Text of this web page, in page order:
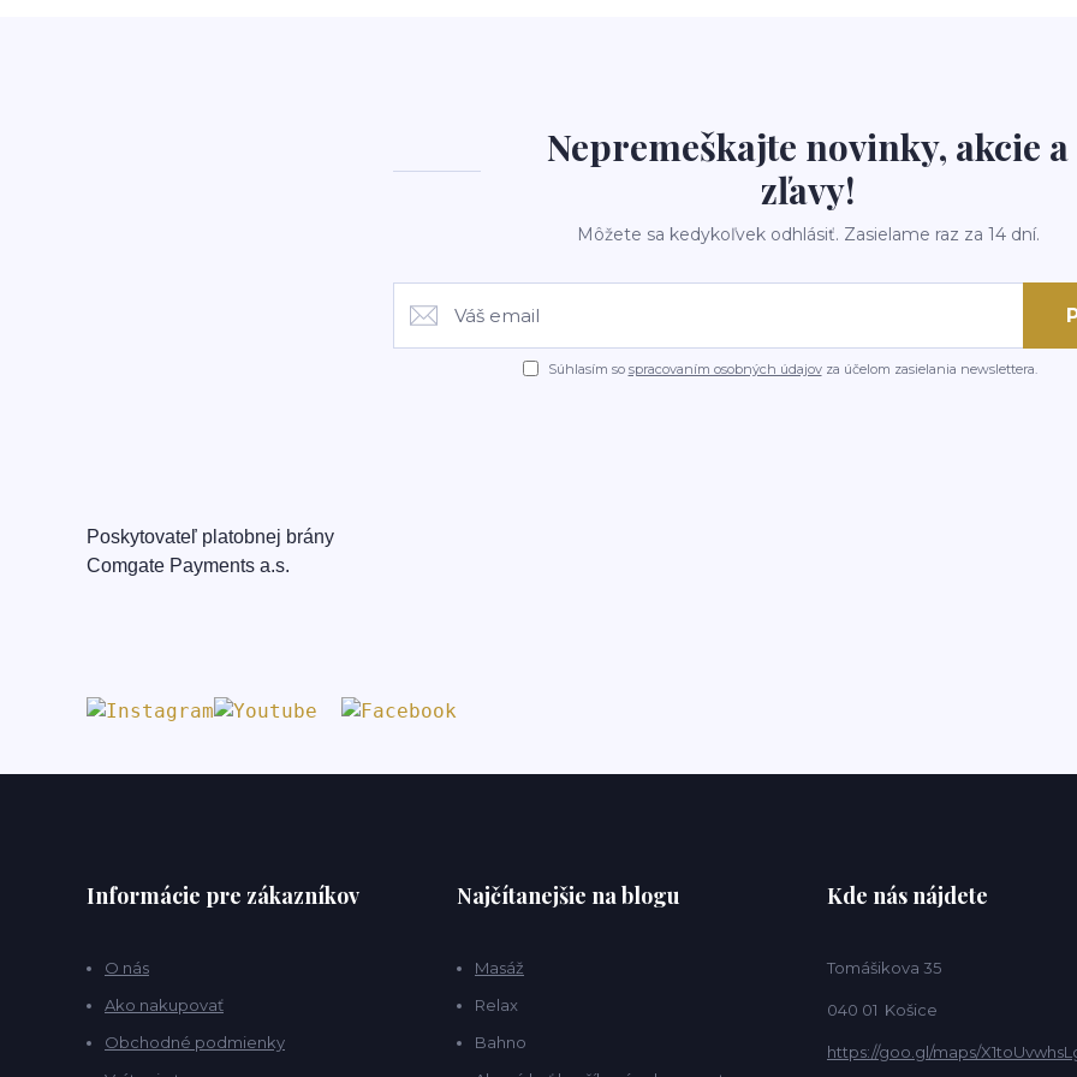
Nepremeškajte novinky, akcie a
zľavy!
Môžete sa kedykoľvek odhlásiť. Zasielame raz za 14 dní.
Súhlasím so spracovaním osobných údajovza účelom zasielania newslettera.
Poskytovateľ platobnej brány
Comgate Payments a.s.
Informácie pre zákazníkov
O nás
Ako nakupovať
Obchodné podmienky
Najčítanejšie na blogu
Masáž
Relax
Bahno
Kde nás nájdete
Tomášikova 35
040 01 Košice
https://goo.gl/maps/